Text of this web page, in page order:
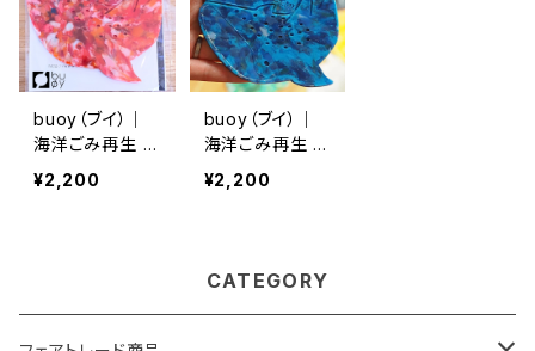
buoy（ブイ）｜
海洋ごみ再生 ア
ップサイクル ジ
ンベイザメコー
¥2,200
buoy（ブイ）｜
海洋ごみ再生 ア
ップサイクル ジ
ンベイザメコー
カルギフト
¥2,200
CATEGORY